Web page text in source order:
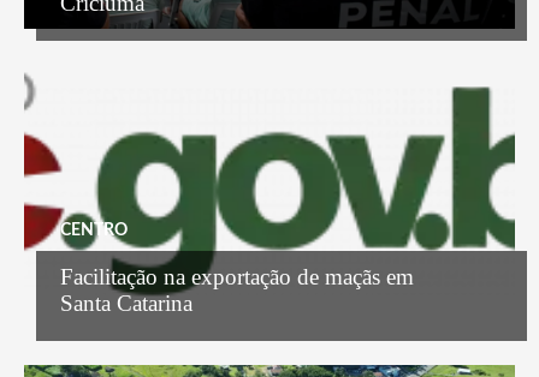
CENTRO
Facilitação na exportação de maçãs em
Santa Catarina